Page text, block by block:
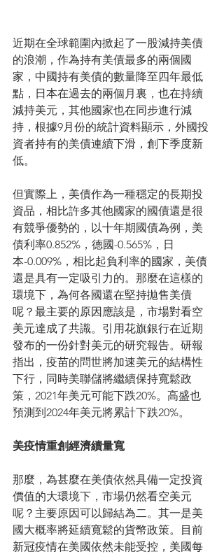
近期在全球範圍內掀起了一股減持美債
的浪潮，作為持有美債最多的兩個國
家，中國持有美債的數量降至四年最低
點，日本在過去的兩個月裏，也在持續
減持美元，其他國家也在同步進行減
持，根據9月份的統計資料顯示，外國投
資者持有的美債連續下滑，創下季度新
低。
但實際上，美債作為一種穩定的長期投
資品，相比許多其他國家的國債還是很
有競爭優勢的，以十年期國債為例，美
債利率0.852%，德國-0.565%，日
本-0.009%，相比起負利率的國家，美債
還是具有一定吸引力的。那麼在這樣的
環境下，為何各國還在堅持拋售美債
呢？最主要的原因應該是，市場對看空
美元達成了共識。引用花旗銀行在近期
發布的一份針對美元的研究報告。研報
指出，疫苗的問世將加速美元的結構性
下行，同時美聯儲將繼續保持寬鬆政
策，2021年美元可能下跌20%。高盛也
預測到2024年美元將累計下跌20%。
美疫情重創經濟續量寬
那麼，為甚麼在美債依然具備一定投資
價值的大環境下，市場仍然看空美元
呢？主要原因可以歸結為二。其一是美
國大概率將延續寬鬆的貨幣政策。目前
新冠疫情在美國依然未能受控，美國每